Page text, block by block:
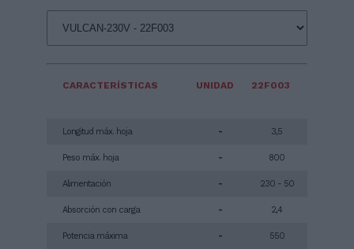
CARACTERÍSTICAS
Longitud máx. hoja
Peso máx. hoja
Alimentación
Absorción con carga
Potencia máxima
UNIDAD
-
-
-
-
-
22F003
3,5
800
230 - 50
2,4
550